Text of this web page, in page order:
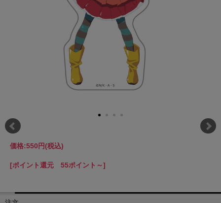
価格:550円(税込)
[ポイント還元 55ポイント～]